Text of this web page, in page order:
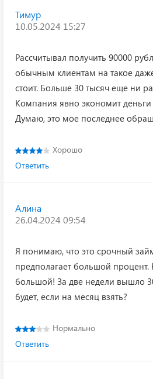
Тимур
10.05.2024 15:27
Рассчитывал получить 90000
обычным клиентам на такое
стоит. Больше 30 тысяч еще ни
Компания явно экономит
Думаю, это мое последнее
Хорошо
Ответить
Алина
26.04.2024 09:54
Я понимаю, что это срочный
предполагает большой процент.
большой! За две недели вышло
будет, если на месяц взять?
Нормально
Ответить